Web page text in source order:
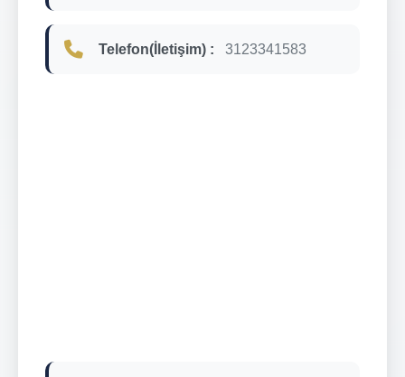
Telefon(İletişim) : 3123341583